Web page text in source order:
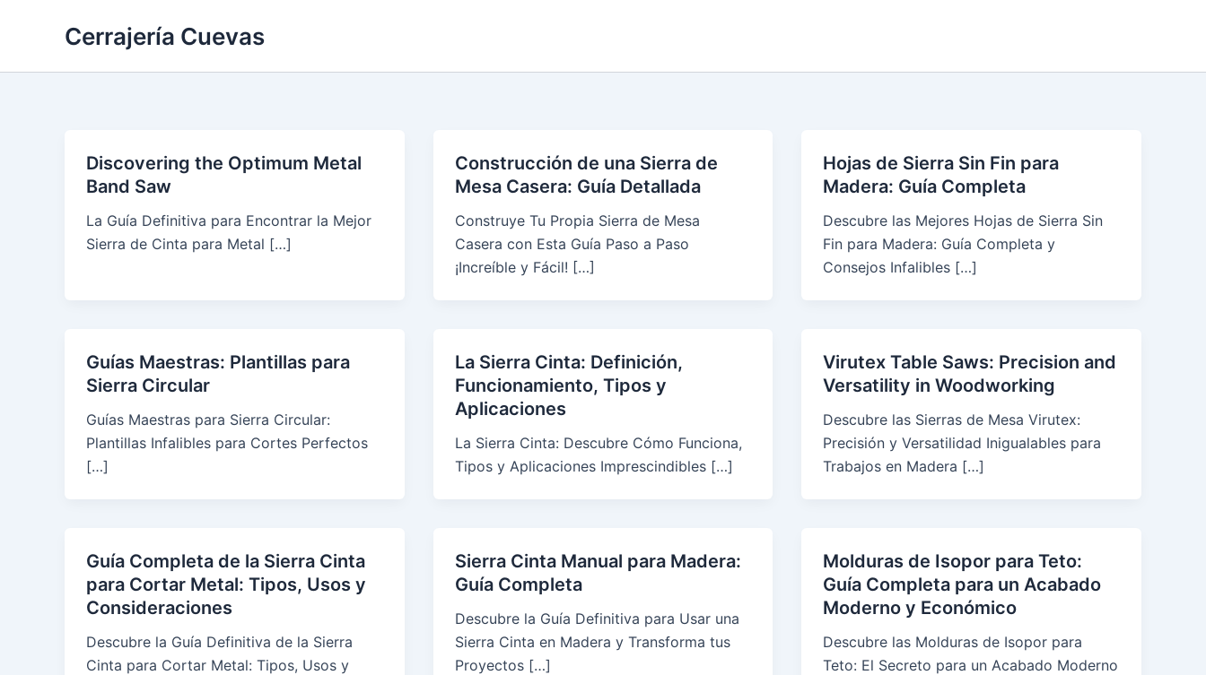
Cerrajería Cuevas
Discovering the Optimum Metal
Band Saw
La Guía Definitiva para Encontrar la Mejor
Sierra de Cinta para Metal […]
Construcción de una Sierra de
Mesa Casera: Guía Detallada
Construye Tu Propia Sierra de Mesa
Casera con Esta Guía Paso a Paso
¡Increíble y Fácil! […]
Hojas de Sierra Sin Fin para
Madera: Guía Completa
Descubre las Mejores Hojas de Sierra Sin
Fin para Madera: Guía Completa y
Consejos Infalibles […]
Guías Maestras: Plantillas para
Sierra Circular
Guías Maestras para Sierra Circular:
Plantillas Infalibles para Cortes Perfectos
[…]
La Sierra Cinta: Definición,
Funcionamiento, Tipos y
Aplicaciones
La Sierra Cinta: Descubre Cómo Funciona,
Tipos y Aplicaciones Imprescindibles […]
Virutex Table Saws: Precision and
Versatility in Woodworking
Descubre las Sierras de Mesa Virutex:
Precisión y Versatilidad Inigualables para
Trabajos en Madera […]
Guía Completa de la Sierra Cinta
para Cortar Metal: Tipos, Usos y
Consideraciones
Descubre la Guía Definitiva de la Sierra
Cinta para Cortar Metal: Tipos, Usos y
Sierra Cinta Manual para Madera:
Guía Completa
Descubre la Guía Definitiva para Usar una
Sierra Cinta en Madera y Transforma tus
Proyectos […]
Molduras de Isopor para Teto:
Guía Completa para un Acabado
Moderno y Económico
Descubre las Molduras de Isopor para
Teto: El Secreto para un Acabado Moderno